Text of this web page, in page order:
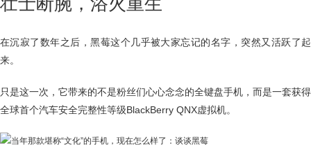
在沉寂了数年之后，黑莓这个几乎被大家忘记的名字，突然又活跃了起
来。
只是这一次，它带来的不是粉丝们心心念念的全键盘手机，而是一套获得
全球首个汽车安全完整性等级BlackBerry QNX虚拟机。